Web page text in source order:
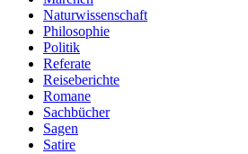
Naturwissenschaft
Philosophie
Politik
Referate
Reiseberichte
Romane
Sachbücher
Sagen
Satire